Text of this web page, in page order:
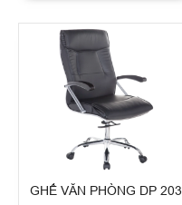
GHẾ VĂN PHÒNG DP 203